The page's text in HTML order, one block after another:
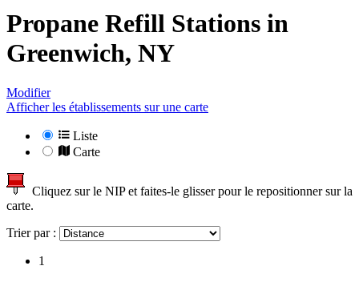
Propane Refill Stations in
Greenwich, NY
Modifier
Afficher les établissements sur une carte
Liste
Carte
Cliquez sur le NIP et faites-le glisser pour le repositionner sur la
carte.
Trier par :
1